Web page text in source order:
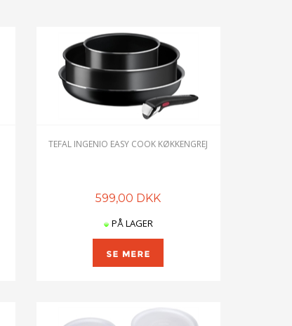
TEFAL INGENIO EASY COOK KØKKENGREJ
599,00 DKK
PÅ LAGER